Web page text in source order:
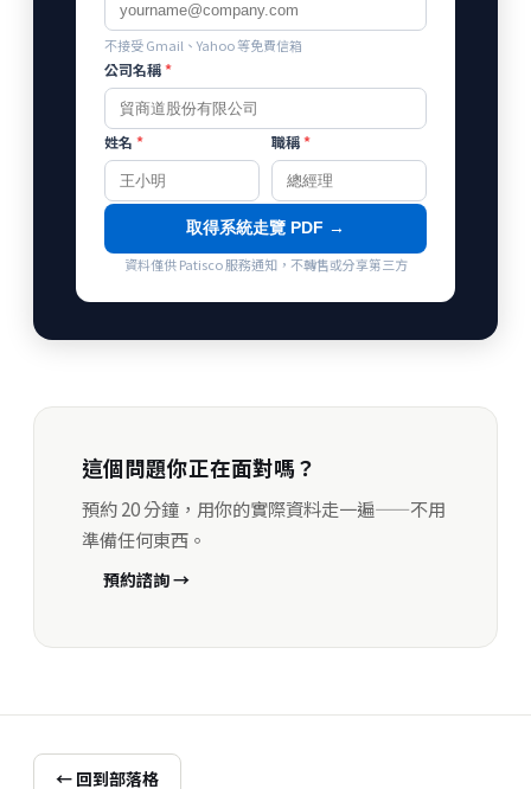
不接受 Gmail、Yahoo 等免費信箱
公司名稱*
姓名 * 職稱*
取得系統走覽 PDF →
資料僅供 Patisco 服務通知，不轉售或分享第三方
這個問題你正在面對嗎？
預約 20 分鐘，用你的實際資料走一遍——不用
準備任何東西。
預約諮詢 →
← 回到部落格